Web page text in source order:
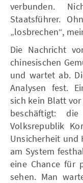
verbunden.
Staatsführer.
„losbrechen“,
Die Nachricht
chinesischen
und wartet ab.
Analysen fest.
sich kein Blatt
beschäftigt:
Volksrepublik
Unsicherheit und
am System
eine Chance für
sehen. Man